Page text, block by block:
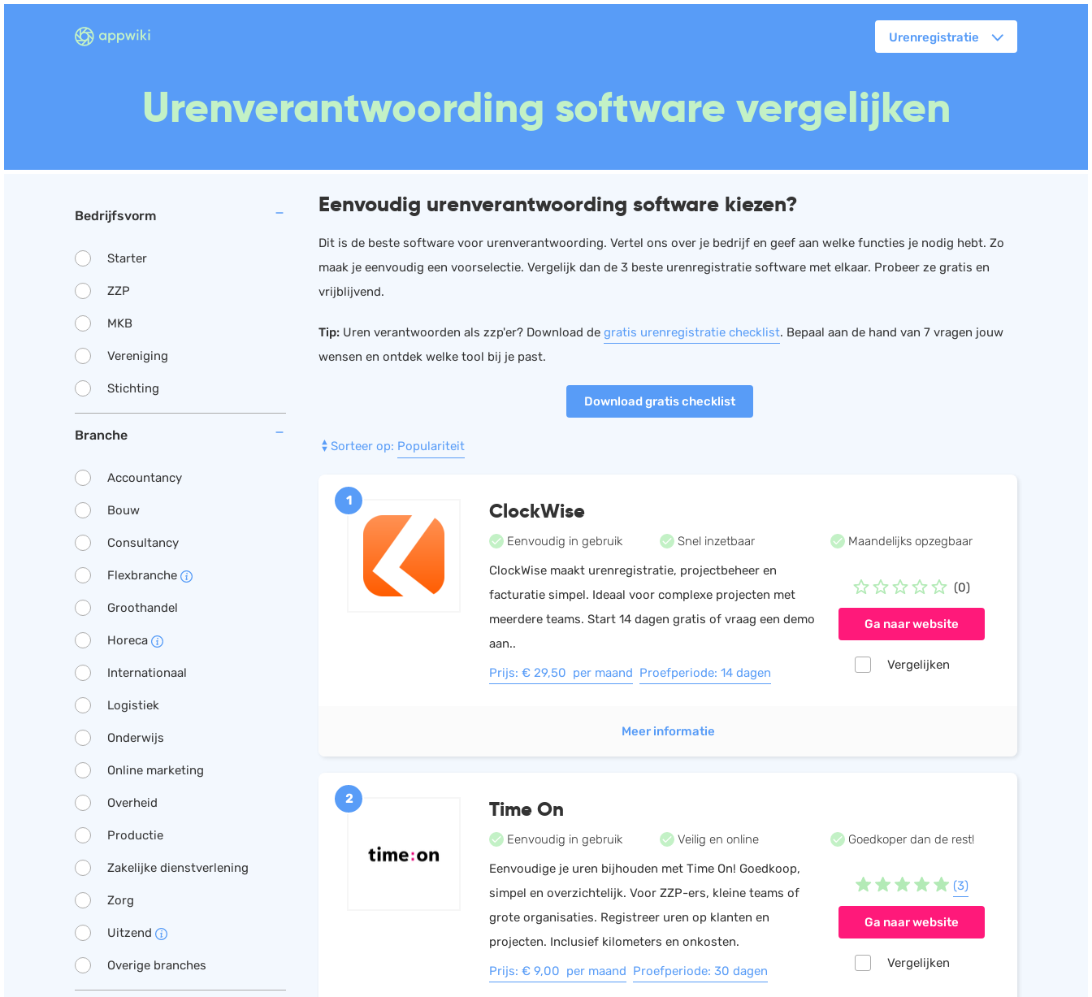
Facturatie
Incasso
CRM
Documentmanagement
Planning
Kassa
PSP
Verlof en verzuim
VoIP
Helpdesk
Urenregistratie
Urenverantwoording software vergelijken
Eenvoudig urenverantwoording software kiezen?
Dit is de beste software voor urenverantwoording. Vertel ons over je bedrijf en geef aan welke functies je nodig hebt. Zo
maak je eenvoudig een voorselectie. Vergelijk dan de 3 beste urenregistratie software met elkaar. Probeer ze gratis en
vrijblijvend.
Tip: Uren verantwoorden als zzp'er? Download de gratis urenregistratie checklist. Bepaal aan de hand van 7 vragen jouw
wensen en ontdek welke tool bij je past.
Download gratis checklist
Sorteer op: Populariteit
1 ClockWise
Eenvoudig in gebruik Snel inzetbaar
Maandelijks opzegbaar
ClockWise maakt urenregistratie, projectbeheer en
facturatie simpel. Ideaal voor complexe projecten met
meerdere teams. Start 14 dagen gratis of vraag een demo
aan..
Prijs: € 29,50 per maand Proefperiode: 14 dagen
(0)
Ga naar website
Vergelijken
Meer informatie
2 Time On
Eenvoudig in gebruik Veilig en online
Goedkoper dan de rest!
Eenvoudige je uren bijhouden met Time On! Goedkoop,
simpel en overzichtelijk. Voor ZZP-ers, kleine teams of
grote organisaties. Registreer uren op klanten en
projecten. Inclusief kilometers en onkosten.
Prijs: € 9,00 per maand Proefperiode: 30 dagen
(3)
Ga naar website
Vergelijken
Bedrijfsvorm
Starter
ZZP
MKB
Vereniging
Stichting
Branche
Accountancy
Bouw
Consultancy
Flexbranche
Groothandel
Horeca
Internationaal
Logistiek
Onderwijs
Online marketing
Overheid
Productie
Zakelijke dienstverlening
Zorg
Uitzend
Overige branches